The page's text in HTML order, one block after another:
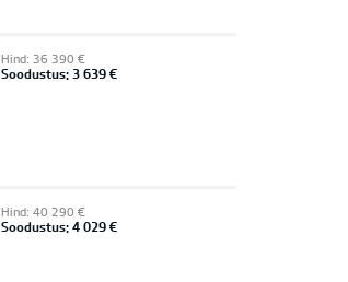
Hind: 36 390 €
Soodustus: 3 639 €
Hind: 40 290 €
Soodustus: 4 029 €